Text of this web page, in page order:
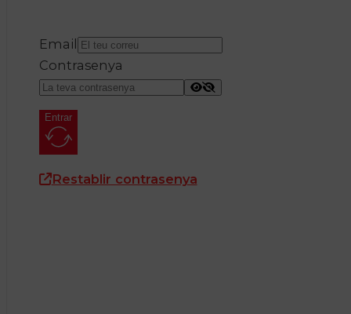
Email
Contrasenya
Entrar
Restablir contrasenya